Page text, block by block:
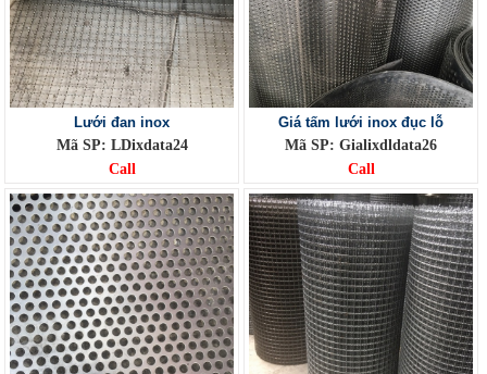
Lưới đan inox
Mã SP: LDixdata24
Call
Giá tấm lưới inox đục lỗ
Mã SP: Gialixdldata26
Call